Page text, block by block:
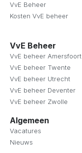
VvE Beheer
Kosten VvE beheer
VvE Beheer
VvE beheer Amersfoort
VvE beheer Twente
VvE beheer Utrecht
VvE beheer Deventer
VvE beheer Zwolle
Algemeen
Vacatures
Nieuws